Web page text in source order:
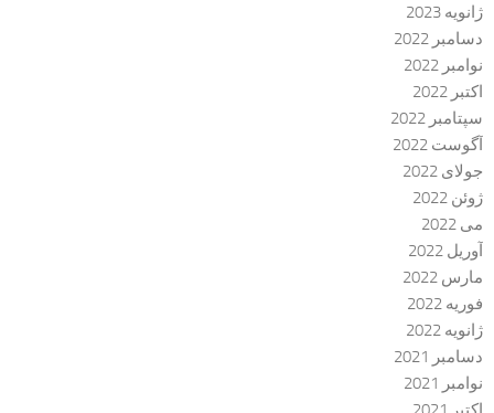
ژانویه 2023
دسامبر 2022
نوامبر 2022
اکتبر 2022
سپتامبر 2022
آگوست 2022
جولای 2022
ژوئن 2022
می 2022
آوریل 2022
مارس 2022
فوریه 2022
ژانویه 2022
دسامبر 2021
نوامبر 2021